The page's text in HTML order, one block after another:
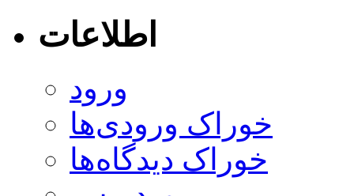
اطلاعات
ورود
خوراک ورودی‌ها
خوراک دیدگاه‌ها